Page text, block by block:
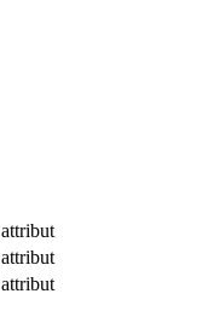
attribut
attribut
attribut